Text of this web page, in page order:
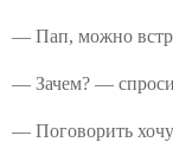
— Пап, можно
— Зачем? —
— Поговорить